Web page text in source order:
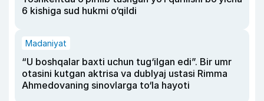
6 kishiga sud hukmi o‘qildi
Madaniyat
“U boshqalar baxti uchun tug‘ilgan edi”. Bir umr
otasini kutgan aktrisa va dublyaj ustasi Rimma
Ahmedovaning sinovlarga to‘la hayoti